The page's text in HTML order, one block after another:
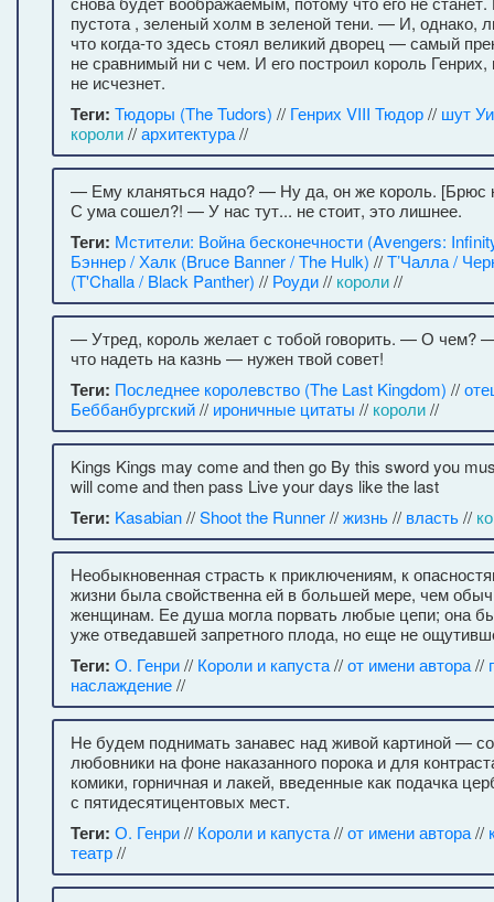
пустота , зеленый холм в зеленой тени. — И, однако,
что когда-то здесь стоял великий дворец — самый
не сравнимый ни с чем. И его построил король Генрих,
не исчезнет.
Теги: Тюдоры (The Tudors) // Генрих VIII Тюдор// шут
короли//архитектура//
— Ему кланяться надо? — Ну да, он же король. [Брюс
С ума сошел?! — У нас тут... не стоит, это лишнее.
Теги: Мстители: Война бесконечности (Avengers:
Бэннер / Халк (Bruce Banner / The Hulk) //Т’Чалла /
(T'Challa / Black Panther) // Роуди// короли//
— Утред, король желает с тобой говорить. — О чем?
что надеть на казнь — нужен твой совет!
Теги: Последнее королевство (The Last Kingdom) //
Беббанбургский// ироничные цитаты // короли//
Kings Kings may come and then go By this sword you
will come and then pass Live your days like the last
Теги: Kasabian//Shoot the Runner//жизнь// власть//
Необыкновенная страсть к приключениям, к
жизни была свойственна ей в большей мере, чем
женщинам. Ее душа могла порвать любые цепи; она
уже отведавшей запретного плода, но еще не
Теги: О. Генри// Короли и капуста//от имени автора//
наслаждение//
Не будем поднимать занавес над живой картиной —
любовники на фоне наказанного порока и для
комики, горничная и лакей, введенные как подачка
с пятидесятицентовых мест.
Теги: О. Генри// Короли и капуста//от имени автора//
театр//